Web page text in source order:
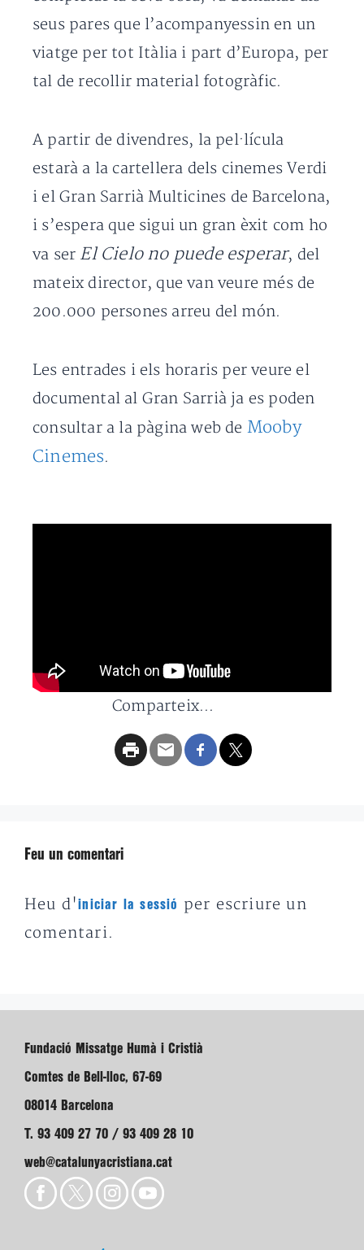
seus pares que l’acompanyessin en un
viatge per tot Itàlia i part d’Europa, per
tal de recollir material fotogràfic.
A partir de divendres, la pel·lícula
estarà a la cartellera dels cinemes Verdi
i el Gran Sarrià Multicines de Barcelona,
i s’espera que sigui un gran èxit com ho
va ser El Cielo no puede esperar, del
mateix director, que van veure més de
200.000 persones arreu del món.
Les entrades i els horaris per veure el
documental al Gran Sarrià ja es poden
consultar a la pàgina web de Mooby
Cinemes.
Comparteix...
Feu un comentari
Heu d'iniciar la sessió
per escriure un
comentari.
Fundació Missatge Humà i Cristià
Comtes de Bell-lloc, 67-69
08014 Barcelona
T. 93 409 27 70 / 93 409 28 10
web@catalunyacristiana.cat